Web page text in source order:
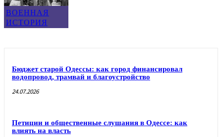
ВОЕННАЯ
ИСТОРИЯ
Бюджет старой Одессы: как город финансировал
водопровод, трамвай и благоустройство
24.07.2026
Петиции и общественные слушания в Одессе: как
влиять на власть